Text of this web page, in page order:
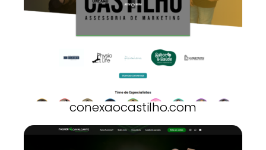
conexaocastilho.com